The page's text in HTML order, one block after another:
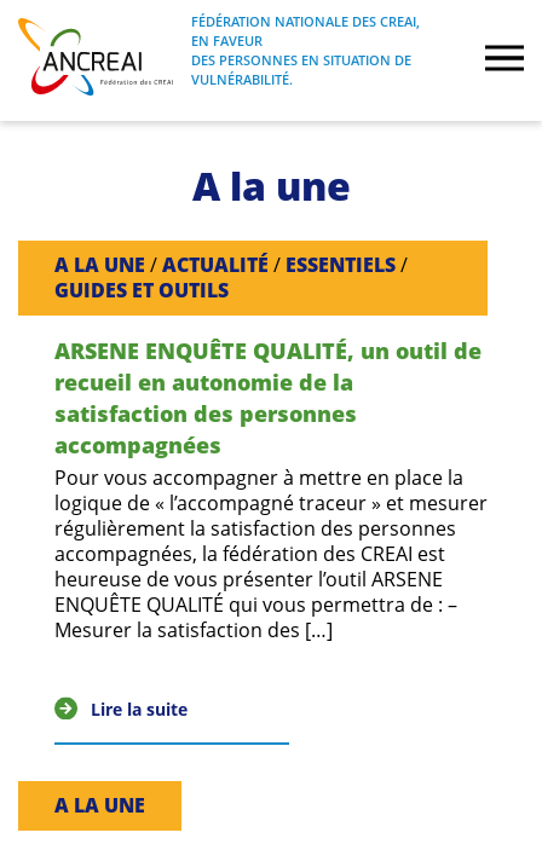
Skip
content
ANCREAI
FÉDÉRATION NATIONALE DES CREAI, EN
FAVEUR DES PERSONNES EN SITUATION
FÉDÉRATION NATIONALE DES CREAI,
EN FAVEUR
DES PERSONNES EN SITUATION DE
VULNÉRABILITÉ.
Journées nationales
Formations
Projets Fédéraux
Espace emploi
Guides et outils
Actualités
A la une
A LA UNE /ACTUALITÉ / ESSENTIELS/
GUIDES ET OUTILS
ARSENE ENQUÊTE QUALITÉ, un outil de
recueil en autonomie de la
satisfaction des personnes
accompagnées
Pour vous accompagner à mettre en place la
logique de « l’accompagné traceur » et mesurer
régulièrement la satisfaction des personnes
accompagnées, la fédération des CREAI est
heureuse de vous présenter l’outil ARSENE
ENQUÊTE QUALITÉ qui vous permettra de : –
Mesurer la satisfaction des […]
Lire la suite
A LA UNE